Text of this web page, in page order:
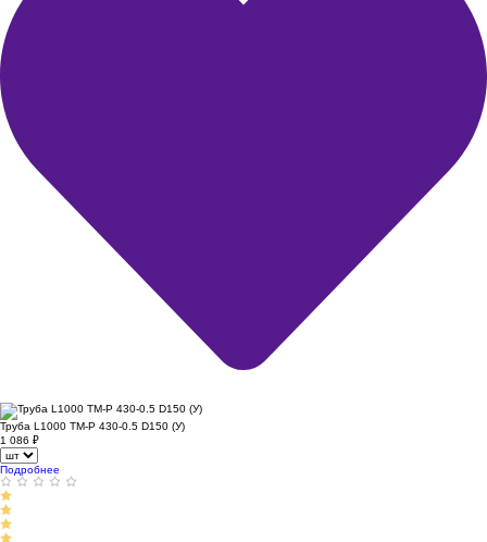
Труба L1000 ТМ-Р 430-0.5 D150 (У)
1 086 ₽
Подробнее